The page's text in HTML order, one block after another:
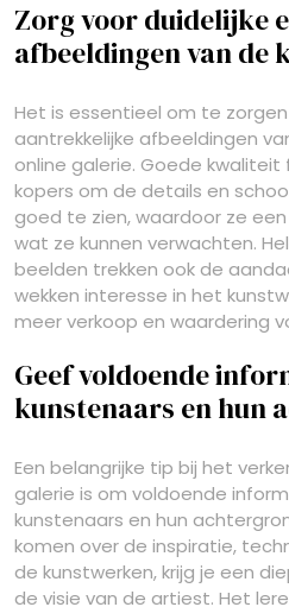
Zorg voor duidelijke
afbeeldingen van de
Het is essentieel om te
aantrekkelijke afbeeldingen
online galerie. Goede
kopers om de details en
goed te zien, waardoor ze
wat ze kunnen verwachten.
beelden trekken ook de
wekken interesse in het
meer verkoop en waardering
Geef voldoende
kunstenaars en hun
Een belangrijke tip bij het
galerie is om voldoende
kunstenaars en hun
komen over de inspiratie,
de kunstwerken, krijg je een
de visie van de artiest. Het